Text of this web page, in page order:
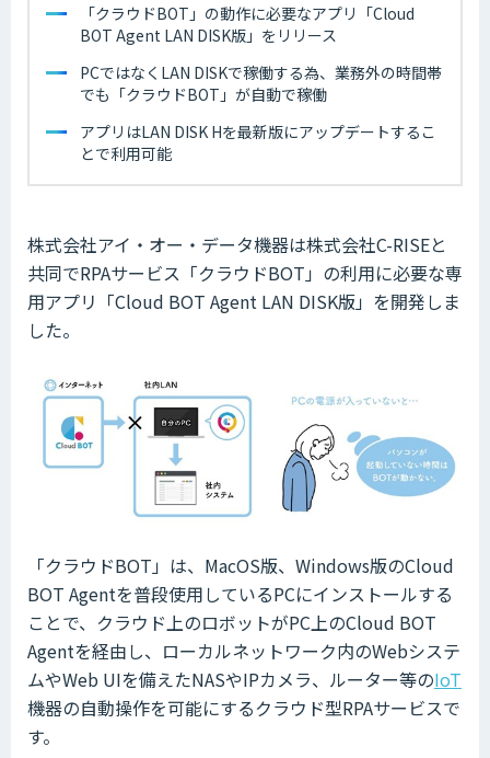
「クラウドBOT」の動作に必要なアプリ「Cloud
BOT Agent LAN DISK版」をリリース
PCではなくLAN DISKで稼働する為、業務外の時間帯
でも「クラウドBOT」が自動で稼働
アプリはLAN DISK Hを最新版にアップデートするこ
とで利用可能
株式会社アイ・オー・データ機器は株式会社C-RISEと
共同でRPAサービス「クラウドBOT」の利用に必要な専
用アプリ「Cloud BOT Agent LAN DISK版」を開発しま
した。
「クラウドBOT」は、MacOS版、Windows版のCloud
BOT Agentを普段使用しているPCにインストールする
ことで、クラウド上のロボットがPC上のCloud BOT
Agentを経由し、ローカルネットワーク内のWebシステ
ムやWeb UIを備えたNASやIPカメラ、ルーター等のIoT
機器の自動操作を可能にするクラウド型RPAサービスで
す。